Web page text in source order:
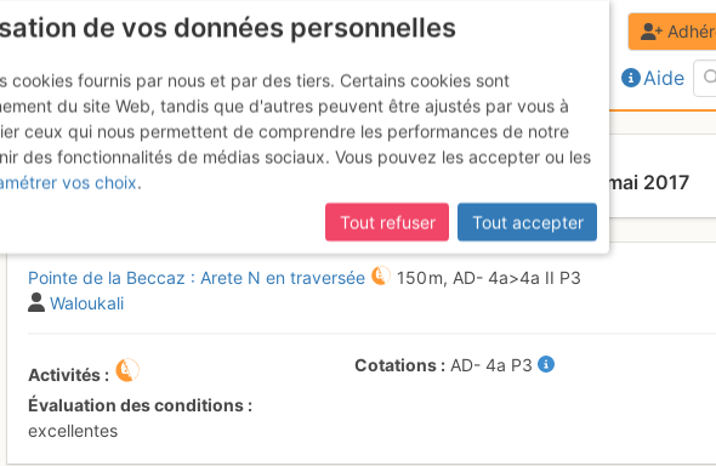
Aide
: Arete N en traversée Dimanche 28 mai 2017
Pointe de la Beccaz : Arete N en traversée 150 m, AD-4a>4a II P3
Waloukali
Activités
Évaluation des conditions
excellentes
Cotations AD-4a P3
de vos données personnelles
cookies fournis par nous et par des tiers. Certains cookies sont
du site Web, tandis que d'autres peuvent être ajustés par vous à
ceux qui nous permettent de comprendre les performances de notre
des fonctionnalités de médias sociaux. Vous pouvez les accepter ou les
vos choix.
Tout refuser
Tout accepter